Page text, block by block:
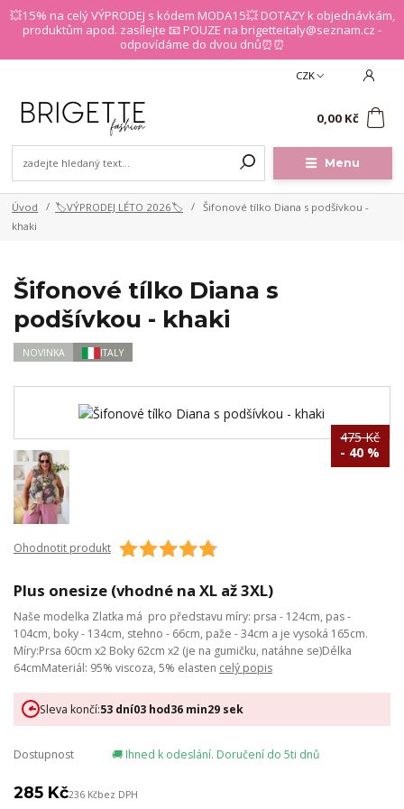
💥15% na celý VÝPRODEJ s kódem MODA15💥 DOTAZY k objednávkám,
produktům apod. zasílejte 📧 POUZE na brigetteitaly@seznam.cz -
odpovídáme do dvou dnů⏰⏰
Menu
CZK
0,00 Kč
Úvod 🏷️VÝPRODEJ LÉTO 2026🏷️
Šifonové tílko Diana s podšívkou -
khaki
Šifonové tílko Diana s
podšívkou - khaki
NOVINKA ITALY
475 Kč
- 40 %
Ohodnotit produkt
Plus onesize (vhodné na XL až 3XL)
Naše modelka Zlatka má pro představu míry: prsa - 124cm, pas -
104cm, boky - 134cm, stehno - 66cm, paže - 34cm a je vysoká 165cm.
Míry:Prsa 60cm x2 Boky 62cm x2 (je na gumičku, natáhne se)Délka
64cmMateriál: 95% viscoza, 5% elasten celý popis
Sleva končí:53 dní03hod36min29sek
Dostupnost 🚚 Ihned k odeslání. Doručení do 5ti dnů
285 Kč236 Kčbez DPH